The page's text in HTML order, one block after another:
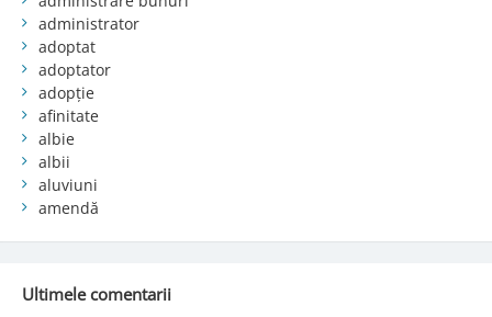
administrator
adoptat
adoptator
adopție
afinitate
albie
albii
aluviuni
amendă
Ultimele comentarii